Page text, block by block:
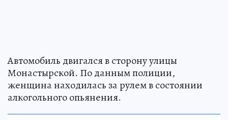
Автомобиль двигался в сторону улицы
Монастырской. По данным полиции,
женщина находилась за рулем в состоянии
алкогольного опьянения.